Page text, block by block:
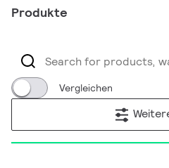
Produkte
Vergleichen